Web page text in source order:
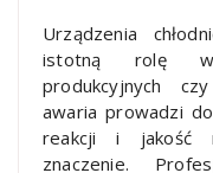
Urządzenia
istotną rolę w
produkcyjnych
awaria prowadzi
reakcji i jakość
znaczenie.